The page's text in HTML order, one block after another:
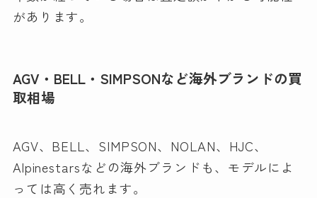
があります。
AGV・BELL・SIMPSONなど海外ブランドの買
取相場
AGV、BELL、SIMPSON、NOLAN、HJC、
Alpinestarsなどの海外ブランドも、モデルによ
っては高く売れます。